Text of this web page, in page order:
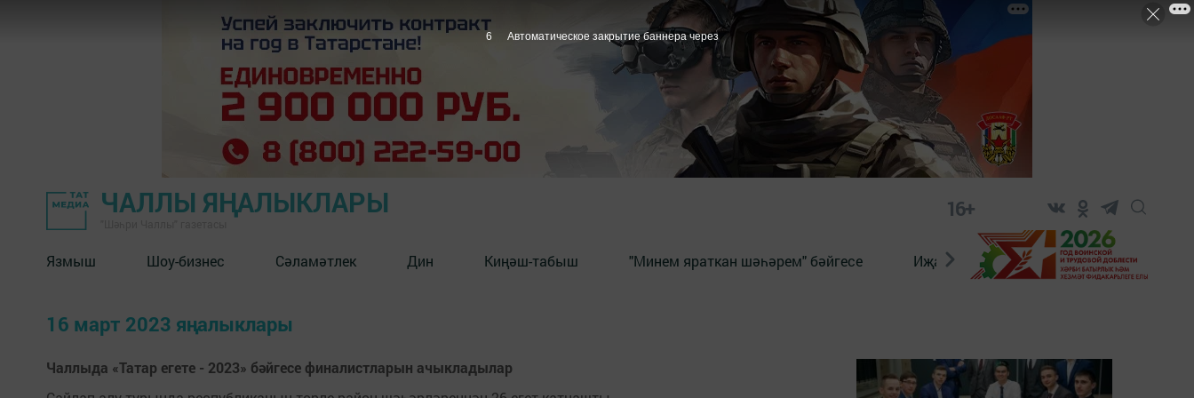
ЧАЛЛЫ ЯҢАЛЫКЛАРЫ 16+
Язмыш Шоу-бизнес Сәламәтлек Дин Киңәш-табыш "Минем яраткан шәһәрем" бәйгесе Иҗат Реклама Онлайн
16 март 2023 яңалыклары
Чаллыда «Татар егете - 2023» бәйгесе финалистларын ачыкладылар
5 Автоматическое закрытие баннера через